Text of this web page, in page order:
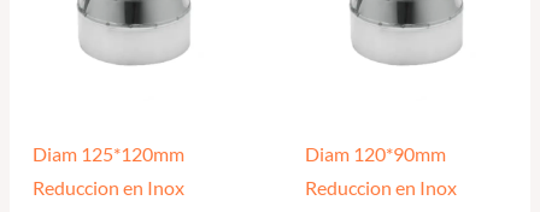
Diam 125*120mm
Reduccion en Inox
Diam 120*90mm
Reduccion en Inox